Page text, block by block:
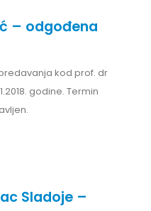
– odgođena
kod prof. dr
godine. Termin
Sladoje –